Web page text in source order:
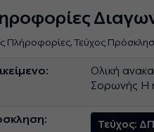
Πλήροφορίες, Τεύχος
Ολική
Σορωνής Η
Τεύχος: